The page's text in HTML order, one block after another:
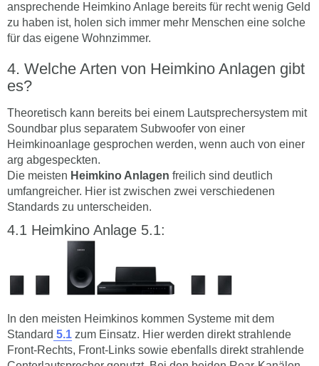
ansprechende Heimkino Anlage bereits für recht wenig Geld
zu haben ist, holen sich immer mehr Menschen eine solche
für das eigene Wohnzimmer.
Welche Arten von Heimkino Anlagen gibt
es?
Theoretisch kann bereits bei einem Lautsprechersystem mit
Soundbar plus separatem Subwoofer von einer
Heimkinoanlage gesprochen werden, wenn auch von einer
arg abgespeckten.
Die meisten Heimkino Anlagen freilich sind deutlich
umfangreicher. Hier ist zwischen zwei verschiedenen
Standards zu unterscheiden.
Heimkino Anlage 5.1:
In den meisten Heimkinos kommen Systeme mit dem
Standard 5.1 zum Einsatz. Hier werden direkt strahlende
Front-Rechts, Front-Links sowie ebenfalls direkt strahlende